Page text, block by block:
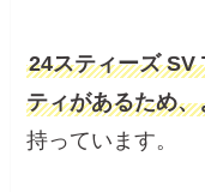
24スティーズ SV
ティがあるため
持っています。